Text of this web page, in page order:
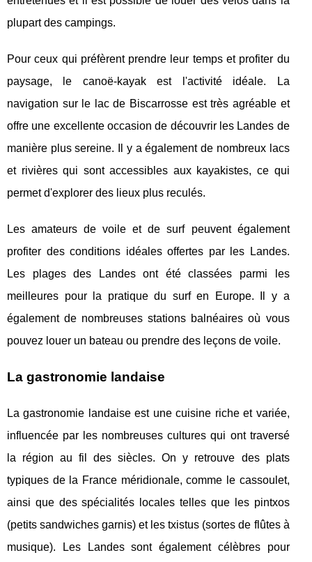
plupart des campings.
Pour ceux qui préfèrent prendre leur temps et profiter du
paysage, le canoë-kayak est l'activité idéale. La
navigation sur le lac de Biscarrosse est très agréable et
offre une excellente occasion de découvrir les Landes de
manière plus sereine. Il y a également de nombreux lacs
et rivières qui sont accessibles aux kayakistes, ce qui
permet d'explorer des lieux plus reculés.
Les amateurs de voile et de surf peuvent également
profiter des conditions idéales offertes par les Landes.
Les plages des Landes ont été classées parmi les
meilleures pour la pratique du surf en Europe. Il y a
également de nombreuses stations balnéaires où vous
pouvez louer un bateau ou prendre des leçons de voile.
La gastronomie landaise
La gastronomie landaise est une cuisine riche et variée,
influencée par les nombreuses cultures qui ont traversé
la région au fil des siècles. On y retrouve des plats
typiques de la France méridionale, comme le cassoulet,
ainsi que des spécialités locales telles que les pintxos
(petits sandwiches garnis) et les txistus (sortes de flûtes à
musique). Les Landes sont également célèbres pour